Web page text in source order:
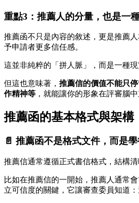
重點3： 推薦人的分量，也是一
推薦函不只是內容的敘述，更是推薦
予申請者更多信任感。
這並非純粹的「拼人脈」，而是一種
但這也意味著， 推薦信的價值不能只
作精神等 ，就能讓你的形象在評審腦
推薦函的基本格式與架構
📄 推薦函不是格式文件，而是
推薦信通常遵循正式書信格式，結構清
比如在推薦信的一開始，推薦人通常
立可信度的關鍵，它讓審查委員知道